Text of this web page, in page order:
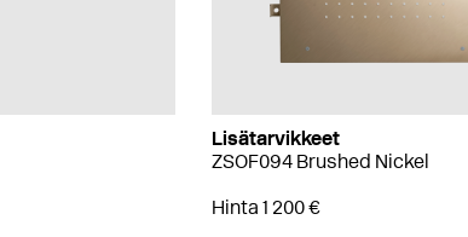
Lisätarvikkeet
ZSOF094 Brushed Nickel
Hinta 1 200 €